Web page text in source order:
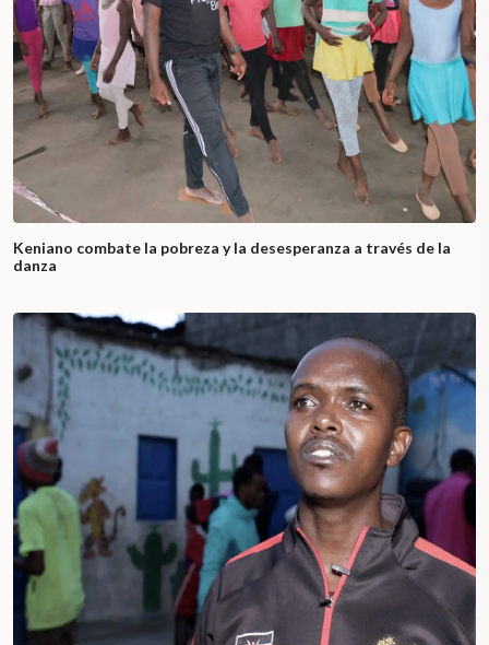
Keniano combate la pobreza y la desesperanza a través de la
danza